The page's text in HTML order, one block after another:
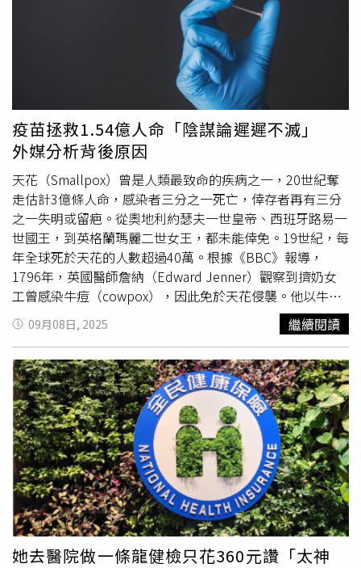
看起來像是撞到或是甲床受傷，建議就醫。經皮膚科醫師診
斷後，確認原PO的指甲為病毒疣，且病灶遍及雙手十指，
連醫師也表示第一次遇到這種情況。原PO於9月1日再次進
店進行足部卸甲時，遭遇店員異樣眼光與私語對談，她猜測
美甲師知道她的情況是病毒疣。事後多次與業者溝通並告知
對方就醫後的結果，對方強調不可能沒有消毒用具；隔日業
者致電詢問，原PO表示希望店家退還剩餘服務費用並補償
就醫費用，店家初步表示願陪同就診，後續卻稱須請示主
管，並質疑診斷書中並未明言感染源與美甲有直接關聯。原
PO痛斥，不論當時是隔一週還是提早一個月卸甲，感染病
毒疣的事實都無法改變，手腳部的指甲剪開後，裡面皆有白
色、咖啡色的現象，而當時確實被剪到流血，猜測當時店家
器具沒消毒乾淨。她也進一步查詢Google評論，發現早於5
月有其他消費者投訴該店衛生條件不佳，並質疑業者對於器
具消毒與員工教育訓練有明顯缺失。原PO坦言，至今店家
仍未積極聯繫，而她自始至終以平和態度溝通，未獲應有尊
重與補償。她也提醒所有愛美消費者：「真的要慎選店家跟
注意自己指甲的狀況！」對此，皮膚科醫師陳昱璁曾在臉書
粉專發文指出，病毒疣是個相當常見的疾病，主要是來自於
人類乳突病毒（HPV）的感染，大部分與環境的病原體接觸
相關，潛伏期大約是2至6個月。陳昱璁說，當皮膚有濕疹、
水泡、脫皮時，容易讓病毒入侵，因此積極治療處理皮膚問
題，並配合護手霜、護足霜保養皮膚，可減少感染病毒疣的
機會；並盡量與他人共用物品，可降低接觸傳染的機會。
疫苗拯救1.54億人命「陰謀論遲遲不滅」
外媒分析背後原因
天花（Smallpox）曾是人類最致命的疾病之一，20世紀奪
走估計3億條人命，感染者三分之一死亡，倖存者再有三分
之一失明或留疤。從奧地利約瑟夫一世皇帝、西班牙路易一
世國王，到英格蘭瑪麗二世女王，都未能倖免。19世紀，每
年全球死於天花的人數超過40萬。根據《BBC》報導，
1796年，英國醫師詹納（Edward Jenner）觀察到擠奶女
工曾感染牛痘（cowpox），因此免於天花侵襲。他以牛痘
膿液在人身上試種，並以拉丁文「牛」vacca命名，世界第
一支「疫苗」由此誕生。1801年，詹納寫下期許：「消滅
天花，人類最可怕的災殃，將是這一實踐的最終結果。」經
過數十年的全球行動與普遍接種，世界衛生組織（WHO）
在1980年宣布，人類終於根除天花。雖然疫苗推進了人類
與傳染病的拉鋸：從流感（influenza）、 人類乳突病毒
（HPV）到新冠（SARS-CoV-2），都有可用疫苗。甚至在
過去50年間，估計已有1.54億條生命因此獲救。但與疫苗幾
乎同時存在的，還有對接種的懷疑；在網路時代，這股力量
更壯大，甚至影響部分政府政策。美國衛生部長羅伯特甘迺
迪（Robert F. Kennedy Jr）近日就在參院財政委員會面臨
質詢，同日佛州衛生總監也宣布計畫終結州級強制令。19世
紀資料顯示，接種能在95%以上的人身上建立保護力。英國
09月08日, 2025 繼續閱讀
她去醫院做一條龍健檢只花360元讚「太神